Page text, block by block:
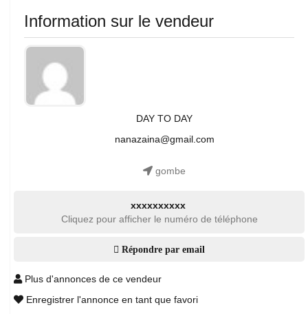
Information sur le vendeur
DAY TO DAY
nanazaina@gmail.com
gombe
xxxxxxxxxx
Cliquez pour afficher le numéro de téléphone
Répondre par email
Plus d'annonces de ce vendeur
Enregistrer l'annonce en tant que favori